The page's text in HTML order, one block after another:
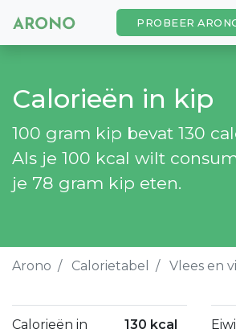
PROBEER
Calorieën in kip
100 gram kip bevat 130
Als je 100 kcal wilt
je 78 gram kip eten.
Arono Calorietabel Vlees en
Calorieën in
130 kcal